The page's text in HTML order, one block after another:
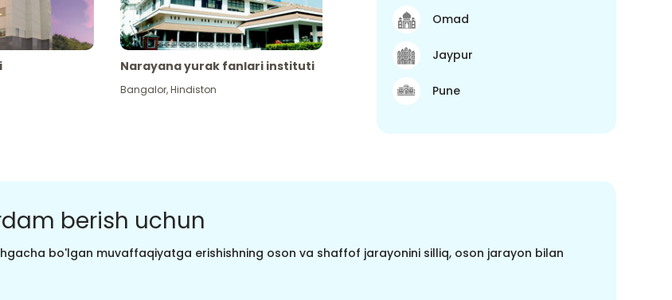
Narayana yurak fanlari instituti
Bangalor,Hindiston
Omad
Jaypur
Pune
berish uchun
bo'lgan muvaffaqiyatga erishishning oson va shaffof jarayonini silliq, oson jarayon bilan